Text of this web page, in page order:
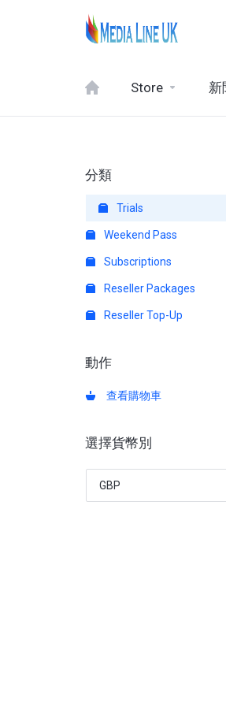
Store 新
分類
Trials
Weekend Pass
Subscriptions
Reseller Packages
Reseller Top-Up
動作
查看購物車
選擇貨幣別